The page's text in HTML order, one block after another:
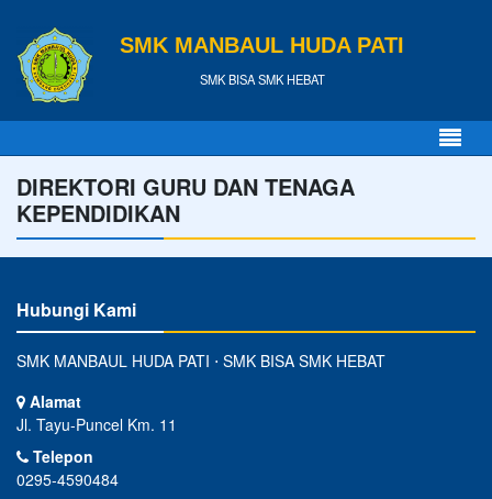
SMK MANBAUL HUDA PATI
SMK BISA SMK HEBAT
DIREKTORI GURU DAN TENAGA
KEPENDIDIKAN
Hubungi Kami
SMK MANBAUL HUDA PATI ⋅ SMK BISA SMK HEBAT
Alamat
Jl. Tayu-Puncel Km. 11
Telepon
0295-4590484